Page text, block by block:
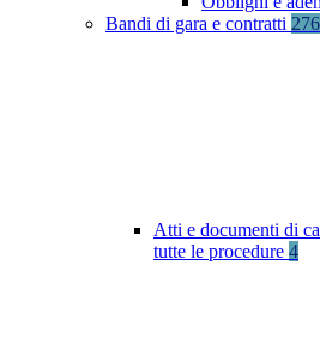
Bandi di gara e contratti 276
Atti e documenti di
tutte le procedure 4